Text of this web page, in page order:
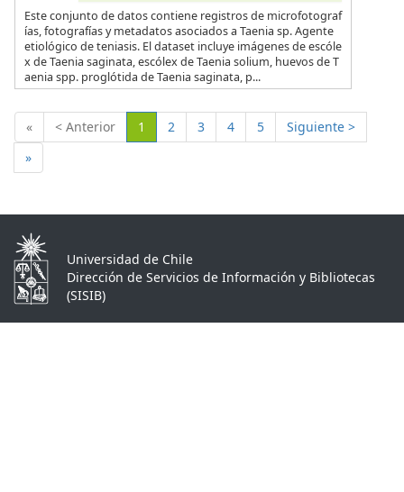
Este conjunto de datos contiene registros de microfotograf
ías, fotografías y metadatos asociados a Taenia sp. Agente
etiológico de teniasis. El dataset incluye imágenes de escóle
x de Taenia saginata, escólex de Taenia solium, huevos de T
aenia spp. proglótida de Taenia saginata, p...
« < Anterior 1 (Actual)
2 3 4 5
Siguiente >
»
Universidad de Chile
Dirección de Servicios de Información y Bibliotecas
(SISIB)